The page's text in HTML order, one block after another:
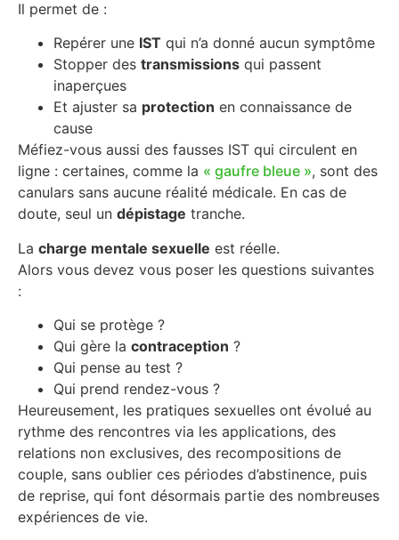
Il permet de :
Repérer une IST qui n’a donné aucun symptôme
Stopper des transmissions qui passent
inaperçues
Et ajuster sa protection en connaissance de
cause
Méfiez-vous aussi des fausses IST qui circulent en
ligne : certaines, comme la « gaufre bleue », sont des
canulars sans aucune réalité médicale. En cas de
doute, seul un dépistage tranche.
La charge mentale sexuelle est réelle.
Alors vous devez vous poser les questions suivantes
:
Qui se protège ?
Qui gère la contraception ?
Qui pense au test ?
Qui prend rendez-vous ?
Heureusement, les pratiques sexuelles ont évolué au
rythme des rencontres via les applications, des
relations non exclusives, des recompositions de
couple, sans oublier ces périodes d’abstinence, puis
de reprise, qui font désormais partie des nombreuses
expériences de vie.